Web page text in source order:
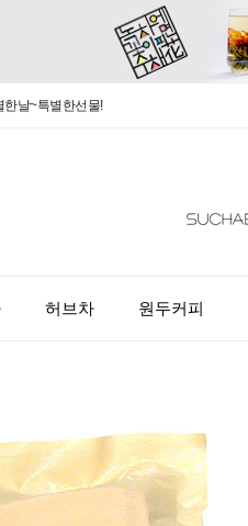
한날~특별한선물!
허브차 원두커피